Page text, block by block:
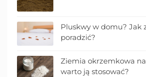
Pluskwy w domu? Jak
poradzić?
Ziemia okrzemkowa
warto ją stosować?